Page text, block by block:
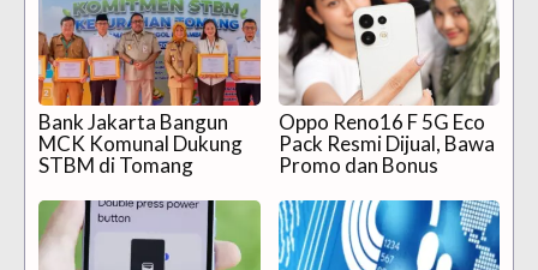
Bank Jakarta Bangun
MCK Komunal Dukung
STBM di Tomang
Oppo Reno16 F 5G Eco
Pack Resmi Dijual, Bawa
Promo dan Bonus